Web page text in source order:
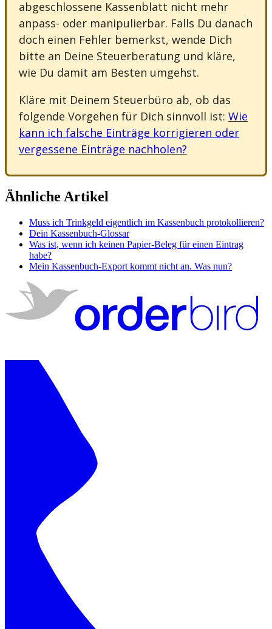
abgeschlossene Kassenblatt nicht mehr
anpass- oder manipulierbar. Falls Du danach
doch einen Fehler bemerkst, wende Dich
bitte an Deine Steuerberatung und kläre,
wie Du damit am Besten umgehst.
Kläre mit Deinem Steuerbüro ab, ob das
folgende Vorgehen für Dich sinnvoll ist: Wie
kann ich falsche Einträge korrigieren oder
vergessene Einträge nachholen?
Ähnliche Artikel
Muss ich Trinkgeld eigentlich im Kassenbuch protokollieren?
Dein Kassenbuch-Glossar
Was ist, wenn ich keinen Papier-Beleg für einen Eintrag
habe?
Mein Kassenbuch-Export kommt nicht an. Was nun?